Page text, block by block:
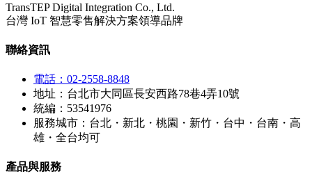
TransTEP Digital Integration Co., Ltd.
台灣 IoT 智慧零售解決方案領導品牌
聯絡資訊
電話：02-2558-8848
地址：台北市大同區長安西路78巷4弄10號
統編：53541976
服務城市：台北・新北・桃園・新竹・台中・台南・高
雄・全台均可
產品與服務